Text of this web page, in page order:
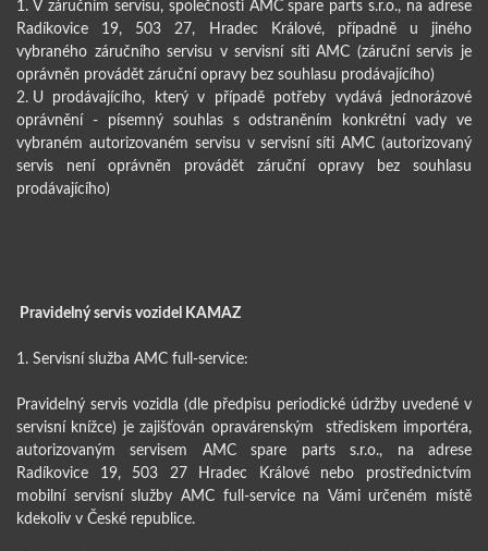
V záručním servisu, společnosti AMC spare parts s.r.o., na adrese
Radíkovice 19, 503 27, Hradec Králové, případně u jiného
vybraného záručního servisu v servisní síti AMC (záruční servis je
oprávněn provádět záruční opravy bez souhlasu prodávajícího)
U prodávajícího, který v případě potřeby vydává jednorázové
oprávnění - písemný souhlas s odstraněním konkrétní vady ve
vybraném autorizovaném servisu v servisní síti AMC (autorizovaný
servis není oprávněn provádět záruční opravy bez souhlasu
prodávajícího)
Pravidelný servis vozidel KAMAZ
1. Servisní služba AMC full-service:
Pravidelný servis vozidla (dle předpisu periodické údržby uvedené v
servisní knížce) je zajišťován opravárenským střediskem importéra,
autorizovaným servisem AMC spare parts s.r.o., na adrese
Radíkovice 19, 503 27 Hradec Králové nebo prostřednictvím
mobilní servisní služby AMC full-service na Vámi určeném místě
kdekoliv v České republice.